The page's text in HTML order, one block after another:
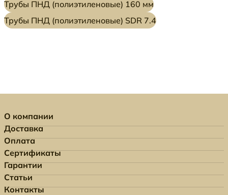
Трубы ПНД (полиэтиленовые) 160 мм
Трубы ПНД (полиэтиленовые) SDR 7.4
О компании
Доставка
Оплата
Сертификаты
Гарантии
Статьи
Контакты